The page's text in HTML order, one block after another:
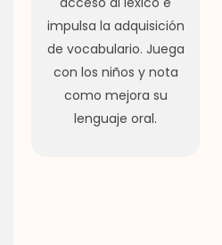
impulsa la adquisición
de vocabulario. Juega
con los niños y nota
como mejora su
lenguaje oral.